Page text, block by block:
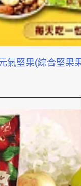
氣堅果(綜合堅果